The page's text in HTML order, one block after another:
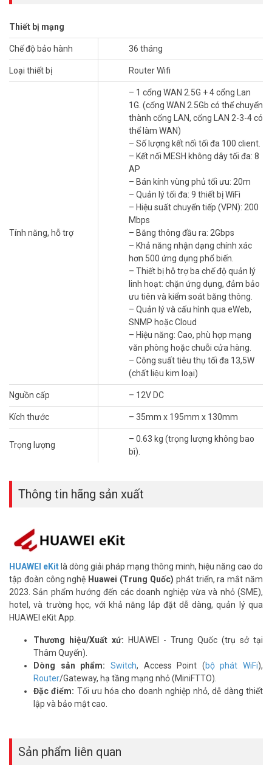
Mạng văn phòng chậm, khó kiểm soát thiết bị kết nối?
HUAWEI eKitAR180Plus đáng cân nhắc cho môi trường nhiều
người dùng. Băng thông đầu ra 2Gbps và cổng WAN 2.5G giúp
hợp văn phòng cần kết nối an toàn từ xa.
Thiết bị nhận dạng chính xác hơn 500 ứng dụng phổ biến theo
thông số kỹ thuật. Ba chế độ quản lý linh hoạt gồm chặn ứng dụng,
ưu tiên băng thông và kiểm soát lưu lượng. Hỗ trợ MESH không dây
tối đa 8 AP, phủ sóng bán kính tối ưu 20m. Quản lý và cấu hình qua
eWeb, SNMP hoặc Cloud tiện lợi.
Thông số kỹ thuật Router Wifi 7 HUAWEI
– 1 cổng WAN 2.5G + 4 cổng Lan 1G. (cổng WAN 2.5Gb có thể
chuyển thành cổng LAN, cổng LAN 2-3-4 có thể làm WAN)
– Số lượng kết nối tối đa 100 client.
– Kết nối MESH không dây tối đa: 8 AP
– Bán kính vùng phủ tối ưu: 20m
– Hiệu suất chuyển tiếp (VPN): 200 Mbps
– Khả năng nhận dạng chính xác hơn 500 ứng dụng phổ biến.
– Thiết bị hỗ trợ ba chế độ quản lý linh hoạt: chặn ứng dụng, đảm
bảo ưu tiên và kiểm soát băng thông.
– Quản lý và cấu hình qua eWeb, SNMP hoặc Cloud
– Hiệu năng: Cao, phù hợp mạng văn phòng hoặc chuỗi cửa hàng.
– Nguồn cấp: 12V DC
– Công suất tiêu thụ tối đa 13,5W (chất liệu kim loại)
– Kích thước: 35mm x 195mm x 130mm
– Trọng lượng: 0.63 kg (trọng lượng không bao bì).
– Xuất xứ: Trung Quốc.
Câu Hỏi Thường Gặp (FAQ)
HUAWEI eKit AR180Plus có tốt không, phù
Thiết bị phù hợp văn phòng vừa, chuỗi cửa hàng hoặc gia đình cần
mạng hiệu năng cao. Hỗ trợ 100 thiết bị kết nối đồng thời và kiểm
soát ứng dụng chi tiết. Đây là thông số do nhà sản xuất công bố
chính thức.
WiFi 7 HUAWEI AR180Plus tốc độ bao nhiêu?
Băng thông đầu ra của thiết bị đạt 2Gbps theo thông số kỹ thuật.
độ cao. Tốc độ thực tế phụ thuộc vào hạ tầng mạng và nhà cung
cấp dịch vụ.
HUAWEI AR180Plus giá bao nhiêu, mua ở đâu
chính hãng?
Hoàng Telecom là địa chỉ tin cậy, tư vấn miễn phí trực tiếp.
Router WiFi 7 cho gia đình, AR180Plus có phù
Thiết bị mạng
Chế độ bảo hành 36 tháng
Loại thiết bị Router Wifi
Tính năng, hỗ trợ
– 1 cổng WAN 2.5G + 4 cổng Lan
1G. (cổng WAN 2.5Gb có thể chuyển
thành cổng LAN, cổng LAN 2-3-4 có
thể làm WAN)
– Số lượng kết nối tối đa 100 client.
– Kết nối MESH không dây tối đa: 8
AP
– Bán kính vùng phủ tối ưu: 20m
– Quản lý tối đa: 9 thiết bị WiFi
– Hiệu suất chuyển tiếp (VPN): 200
Mbps
– Băng thông đầu ra: 2Gbps
– Khả năng nhận dạng chính xác
hơn 500 ứng dụng phổ biến.
– Thiết bị hỗ trợ ba chế độ quản lý
linh hoạt: chặn ứng dụng, đảm bảo
ưu tiên và kiểm soát băng thông.
– Quản lý và cấu hình qua eWeb,
SNMP hoặc Cloud
– Hiệu năng: Cao, phù hợp mạng
văn phòng hoặc chuỗi cửa hàng.
– Công suất tiêu thụ tối đa 13,5W
(chất liệu kim loại)
Nguồn cấp – 12V DC
Kích thước – 35mm x 195mm x 130mm
Trọng lượng
– 0.63 kg (trọng lượng không bao
bì).
Thông tin hãng sản xuất
HUAWEI eKit là dòng giải pháp mạng thông minh, hiệu năng cao do
tập đoàn công nghệ Huawei (Trung Quốc) phát triển, ra mắt năm
2023. Sản phẩm hướng đến các doanh nghiệp vừa và nhỏ (SME),
hotel, và trường học, với khả năng lắp đặt dễ dàng, quản lý qua
HUAWEI eKit App.
Thương hiệu/Xuất xứ: HUAWEI - Trung Quốc (trụ sở tại
Thâm Quyến).
Dòng sản phẩm:
Switch, Access Point (bộ phát WiFi),
Router/Gateway, hạ tầng mạng nhỏ (MiniFTTO).
Đặc điểm: Tối ưu hóa cho doanh nghiệp nhỏ, dễ dàng thiết
lập và bảo mật cao.
Sản phẩm liên quan